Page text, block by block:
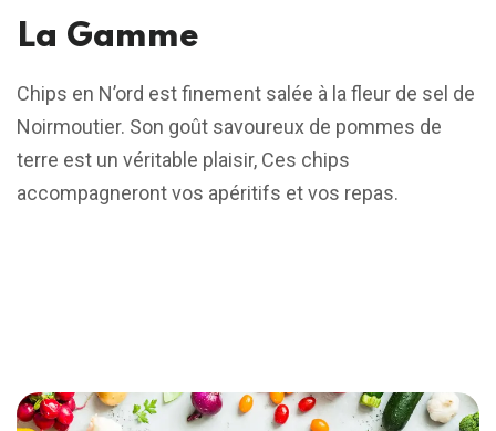
La Gamme
Chips en N’ord est finement salée à la fleur de sel de
Noirmoutier. Son goût savoureux de pommes de
terre est un véritable plaisir, Ces chips
accompagneront vos apéritifs et vos repas.